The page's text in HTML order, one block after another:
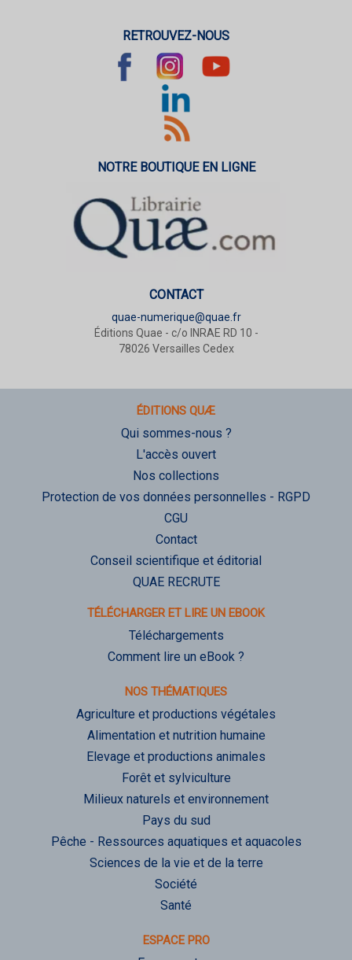
RETROUVEZ-NOUS
NOTRE BOUTIQUE EN LIGNE
CONTACT
quae-numerique@quae.fr
Éditions Quae - c/o INRAE RD 10 -
78026 Versailles Cedex
ÉDITIONS QUÆ
Qui sommes-nous ?
L'accès ouvert
Nos collections
Protection de vos données personnelles - RGPD
CGU
Contact
Conseil scientifique et éditorial
QUAE RECRUTE
TÉLÉCHARGER ET LIRE UN EBOOK
Téléchargements
Comment lire un eBook ?
NOS THÉMATIQUES
Agriculture et productions végétales
Alimentation et nutrition humaine
Elevage et productions animales
Forêt et sylviculture
Milieux naturels et environnement
Pays du sud
Pêche - Ressources aquatiques et aquacoles
Sciences de la vie et de la terre
Société
Santé
ESPACE PRO